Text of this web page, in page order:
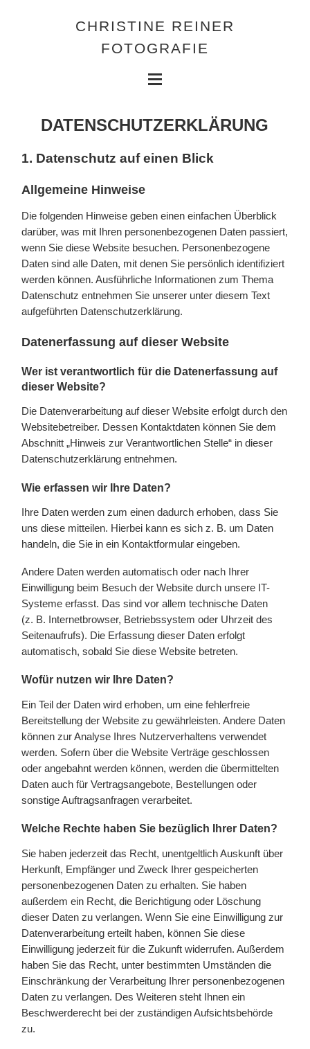
CHRISTINE REINER
FOTOGRAFIE
DATENSCHUTZERKLÄRUNG
1. Datenschutz auf einen Blick
Allgemeine Hinweise
Die folgenden Hinweise geben einen einfachen Überblick
darüber, was mit Ihren personenbezogenen Daten passiert,
wenn Sie diese Website besuchen. Personenbezogene
Daten sind alle Daten, mit denen Sie persönlich identifiziert
werden können. Ausführliche Informationen zum Thema
Datenschutz entnehmen Sie unserer unter diesem Text
aufgeführten Datenschutzerklärung.
Datenerfassung auf dieser Website
Wer ist verantwortlich für die Datenerfassung auf
dieser Website?
Die Datenverarbeitung auf dieser Website erfolgt durch den
Websitebetreiber. Dessen Kontaktdaten können Sie dem
Abschnitt „Hinweis zur Verantwortlichen Stelle“ in dieser
Datenschutzerklärung entnehmen.
Wie erfassen wir Ihre Daten?
Ihre Daten werden zum einen dadurch erhoben, dass Sie
uns diese mitteilen. Hierbei kann es sich z. B. um Daten
handeln, die Sie in ein Kontaktformular eingeben.
Andere Daten werden automatisch oder nach Ihrer
Einwilligung beim Besuch der Website durch unsere IT-
Systeme erfasst. Das sind vor allem technische Daten
(z. B. Internetbrowser, Betriebssystem oder Uhrzeit des
Seitenaufrufs). Die Erfassung dieser Daten erfolgt
automatisch, sobald Sie diese Website betreten.
Wofür nutzen wir Ihre Daten?
Ein Teil der Daten wird erhoben, um eine fehlerfreie
Bereitstellung der Website zu gewährleisten. Andere Daten
können zur Analyse Ihres Nutzerverhaltens verwendet
werden. Sofern über die Website Verträge geschlossen
oder angebahnt werden können, werden die übermittelten
Daten auch für Vertragsangebote, Bestellungen oder
sonstige Auftragsanfragen verarbeitet.
Welche Rechte haben Sie bezüglich Ihrer Daten?
Sie haben jederzeit das Recht, unentgeltlich Auskunft über
Herkunft, Empfänger und Zweck Ihrer gespeicherten
personenbezogenen Daten zu erhalten. Sie haben
außerdem ein Recht, die Berichtigung oder Löschung
dieser Daten zu verlangen. Wenn Sie eine Einwilligung zur
Datenverarbeitung erteilt haben, können Sie diese
Einwilligung jederzeit für die Zukunft widerrufen. Außerdem
haben Sie das Recht, unter bestimmten Umständen die
Einschränkung der Verarbeitung Ihrer personenbezogenen
Daten zu verlangen. Des Weiteren steht Ihnen ein
Beschwerderecht bei der zuständigen Aufsichtsbehörde
zu.